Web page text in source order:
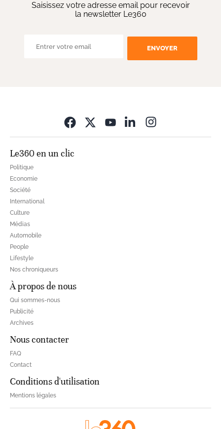
Saisissez votre adresse email pour recevoir
la newsletter Le360
ENVOYER
Le360 en un clic
Politique
Economie
Société
International
Culture
Médias
Automobile
People
Lifestyle
Nos chroniqueurs
À propos de nous
Qui sommes-nous
Publicité
Archives
Nous contacter
FAQ
Contact
Conditions d'utilisation
Mentions légales